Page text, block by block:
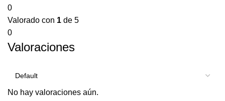
0
Valorado con 1 de 5
0
Valoraciones
No hay valoraciones aún.